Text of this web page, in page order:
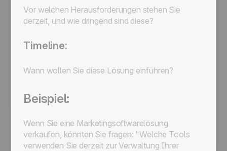
Vor welchen Herausforderungen stehen Sie
derzeit, und wie dringend sind diese?
Timeline:
Wann wollen Sie diese Lösung einführen?
Beispiel:
Wenn Sie eine Marketingsoftwarelösung
verkaufen, könnten Sie fragen: "Welche Tools
verwenden Sie derzeit zur Verwaltung Ihrer